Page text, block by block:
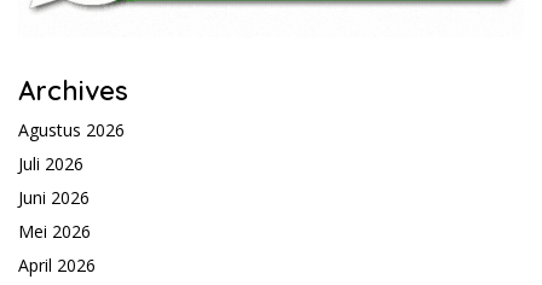
Archives
Agustus 2026
Juli 2026
Juni 2026
Mei 2026
April 2026